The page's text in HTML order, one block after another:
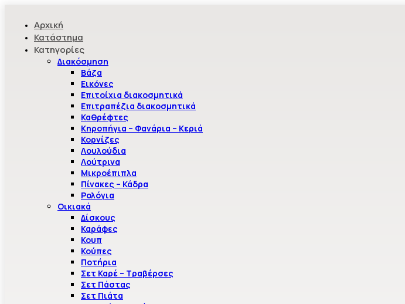
Αρχική
Κατάστημα
Κατηγορίες
Διακόσμηση
Βάζα
Εικόνες
Επιτοίχια διακοσμητικά
Επιτραπέζια διακοσμητικά
Καθρέφτες
Κηροπήγια – Φανάρια – Κεριά
Κορνίζες
Λουλούδια
Λούτρινα
Μικροέπιπλα
Πίνακες – Κάδρα
Ρολόγια
Οικιακά
Δίσκους
Καράφες
Κουπ
Κούπες
Ποτήρια
Σετ Καρέ – Τραβέρσες
Σετ Πάστας
Σετ Πιάτα